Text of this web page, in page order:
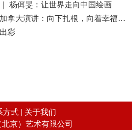
杨佴旻：让世界走向中国绘画
· 国际安徒生奖得主蔡皋加拿大演讲：向下扎根，向着幸福奔跑
彩
方式 | 关于我们
京）艺术有限公司